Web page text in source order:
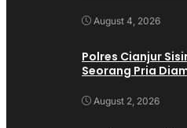
August 4, 2026
Polres Cianjur
Seorang Pria
August 2, 2026